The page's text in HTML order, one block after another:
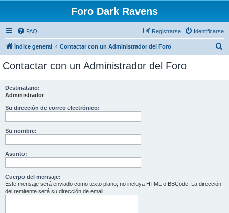
Foro Dark Ravens
FAQ Identificarse
Registrarse
Índice general Contactar con un Administrador del Foro
Contactar con un Administrador del Foro
Destinatario:
Administrador
Su dirección de correo electrónico:
Su nombre:
Asunto:
Cuerpo del mensaje:
Este mensaje será enviado como texto plano, no incluya HTML o BBCode. La dirección
del remitente será su dirección de email.